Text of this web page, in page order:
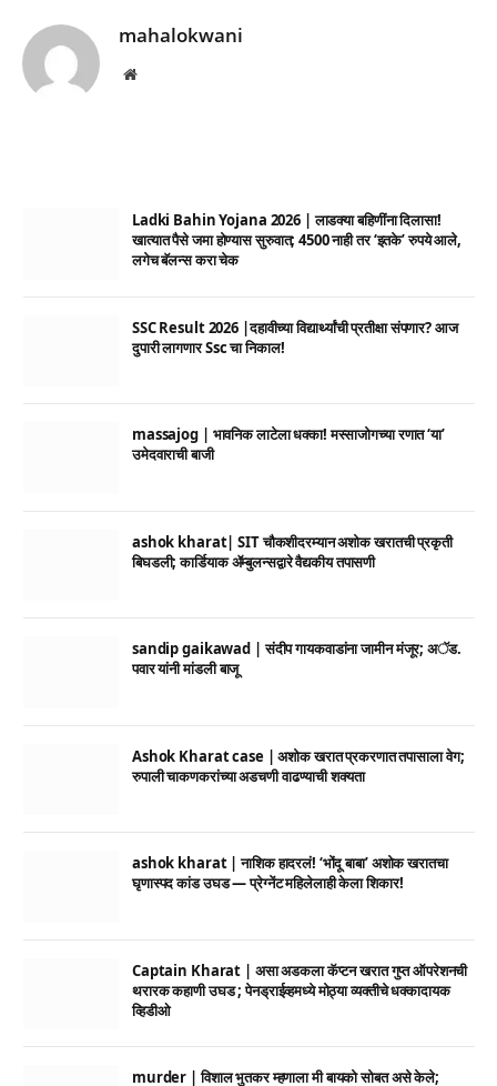
mahalokwani
Website
Ladki Bahin Yojana 2026 | लाडक्या बहिणींना दिलासा!
खात्यात पैसे जमा होण्यास सुरुवात; 4500 नाही तर ‘इतके’ रुपये आले,
लगेच बॅलन्स करा चेक
SSC Result 2026 |दहावीच्या विद्यार्थ्यांची प्रतीक्षा संपणार? आज
दुपारी लागणार Ssc चा निकाल!
massajog | भावनिक लाटेला धक्का! मस्साजोगच्या रणात ‘या’
उमेदवाराची बाजी
ashok kharat| SIT चौकशीदरम्यान अशोक खरातची प्रकृती
बिघडली; कार्डियाक ॲम्बुलन्सद्वारे वैद्यकीय तपासणी
sandip gaikawad | संदीप गायकवाडांना जामीन मंजूर; अॅड.
पवार यांनी मांडली बाजू
Ashok Kharat case | अशोक खरात प्रकरणात तपासाला वेग;
रुपाली चाकणकरांच्या अडचणी वाढण्याची शक्यता
ashok kharat | नाशिक हादरलं! ‘भोंदू बाबा’ अशोक खरातचा
घृणास्पद कांड उघड — प्रेग्नेंट महिलेलाही केला शिकार!
Captain Kharat | असा अडकला कॅप्टन खरात गुप्त ऑपरेशनची
थरारक कहाणी उघड ; पेनड्राईव्हमध्ये मोठ्या व्यक्तीचे धक्कादायक
व्हिडीओ
murder | विशाल भुतकर म्हणाला मी बायको सोबत असे केले;